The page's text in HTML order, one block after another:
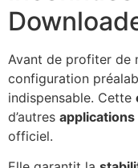
Avant de profiter de
configuration
indispensable. Cette
d’autres applications
officiel.